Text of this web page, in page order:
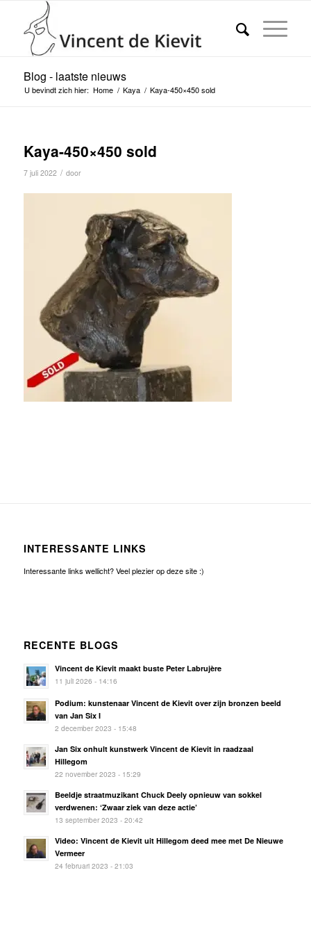
Blog - laatste nieuws
U bevindt zich hier: Home / Kaya / Kaya-450×450 sold
Kaya-450×450 sold
7 juli 2022 / door
INTERESSANTE LINKS
Interessante links wellicht? Veel plezier op deze site :)
RECENTE BLOGS
Vincent de Kievit maakt buste Peter Labrujère
11 juli 2026 - 14:16
Podium: kunstenaar Vincent de Kievit over zijn bronzen beeld
van Jan Six I
2 december 2023 - 15:48
Jan Six onhult kunstwerk Vincent de Kievit in raadzaal
Hillegom
22 november 2023 - 15:29
Beeldje straatmuzikant Chuck Deely opnieuw van sokkel
verdwenen: ‘Zwaar ziek van deze actie’
13 september 2023 - 20:42
Video: Vincent de Kievit uit Hillegom deed mee met De Nieuwe
Vermeer
24 februari 2023 - 21:03